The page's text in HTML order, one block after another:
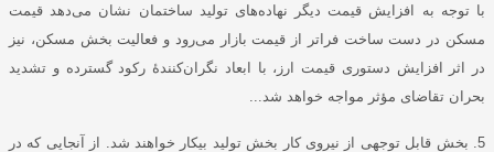
با توجه به افزایش قیمت دیگر نهاده‌های تولید ساختمان نشان می‌دهد قیمت
مسکن در دست ساخت فراتر از قیمت بازار می‌رود و فعالیت بخش مسکن، نیز
در اثر افزایش دستوری قیمت‌ ارز، با ابعاد نگران‌‌کنندۀ رکود گسترده و تشدید
بحران تقاضای مؤثر مواجه خواهد شد...
5. بخش قابل توجهی از نیروی کار بخش تولید بیکار خواهند شد. از آنجایی که در